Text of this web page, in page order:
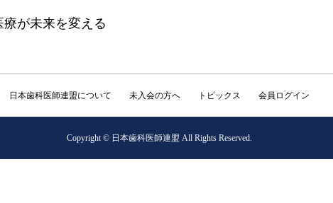
療が未来を変える
日本歯科医師連盟について 未入会の方へ トピックス 会員ログイン
Copyright © 日本歯科医師連盟 All Rights Reserved.